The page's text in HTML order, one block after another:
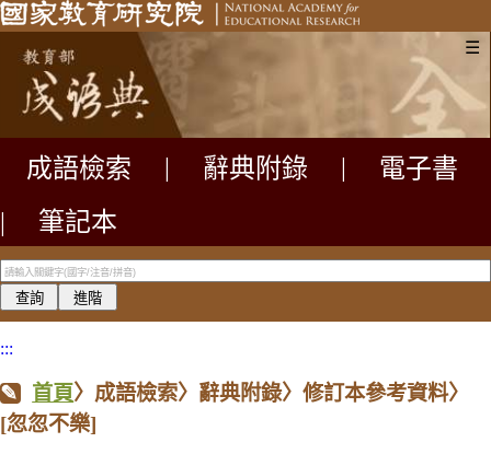
☰
成語檢索 辭典附錄
電子書
|
筆記本
:::
首頁〉成語檢索〉辭典附錄〉修訂本參考資料〉
[忽忽不樂]